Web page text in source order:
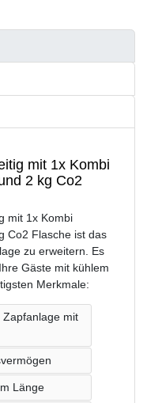
mit 1x Kombi
2 kg Co2
mit 1x Kombi
Co2 Flasche ist das
zu erweitern. Es
Gäste mit kühlem
Merkmale:
Zapfanlage mit
Länge